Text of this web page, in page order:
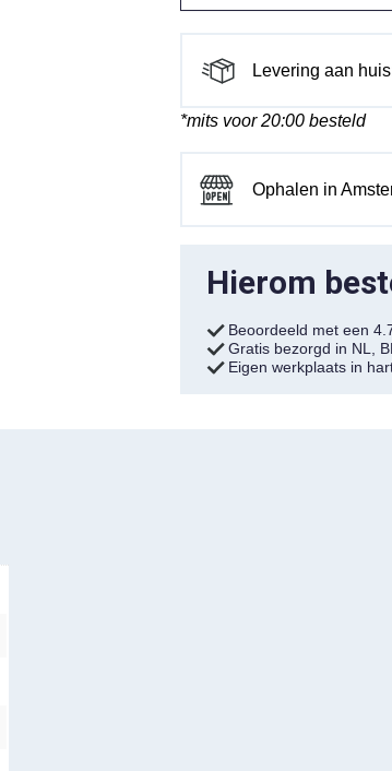
Levering aan
*mits voor 20:00 besteld
Ophalen in
Hierom
Beoordeeld met een
Gratis bezorgd in NL,
Eigen werkplaats in